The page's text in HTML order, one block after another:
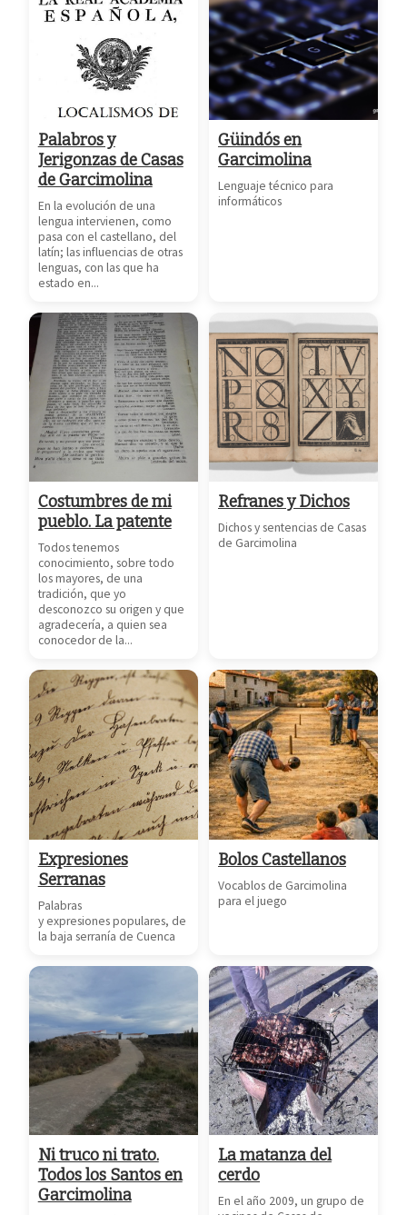
Palabros y
Jerigonzas de Casas
de Garcimolina
En la evolución de una
lengua intervienen, como
pasa con el castellano, del
latín; las influencias de otras
lenguas, con las que ha
estado en...
Güindós en
Garcimolina
Lenguaje técnico para
informáticos
Costumbres de mi
pueblo. La patente
Todos tenemos
conocimiento, sobre todo
los mayores, de una
tradición, que yo
desconozco su origen y que
agradecería, a quien sea
conocedor de la...
Refranes y Dichos
Dichos y sentencias de Casas
de Garcimolina
Expresiones
Serranas
Palabras
y expresiones populares, de
la baja serranía de Cuenca
Bolos Castellanos
Vocablos de Garcimolina
para el juego
Ni truco ni trato.
Todos los Santos en
Garcimolina
La matanza del
cerdo
En el año 2009, un grupo de